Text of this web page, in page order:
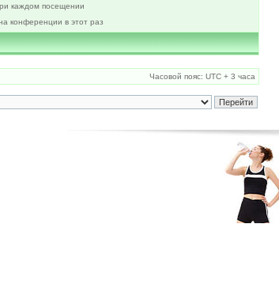
каждом посещении
конференции в этот раз
Часовой пояс: UTC + 3 часа